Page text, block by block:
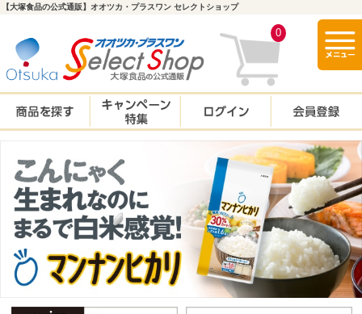
【大塚食品の公式通販】オオツカ・プラスワン セレクトショップ
0